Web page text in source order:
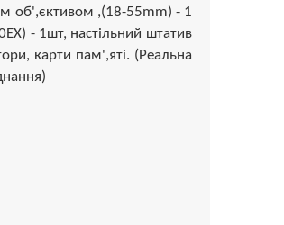
об',єктивом ,(18-55mm) - 1
- 1шт, настільний штатив
карти пам',яті. (Реальна